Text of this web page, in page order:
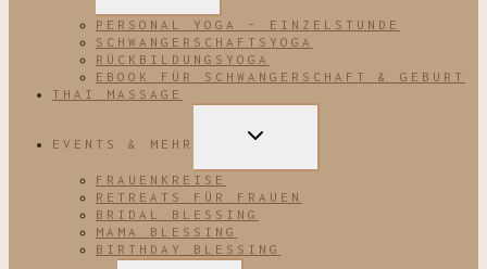
PERSONAL YOGA – EINZELSTUNDE
SCHWANGERSCHAFTSYOGA
RÜCKBILDUNGSYOGA
EBOOK FÜR SCHWANGERSCHAFT & GEBURT
THAI MASSAGE
EVENTS & MEHR
UNTERMENÜ
FRAUENKREISE
RETREATS FÜR FRAUEN
BRIDAL BLESSING
MAMA BLESSING
BIRTHDAY BLESSING